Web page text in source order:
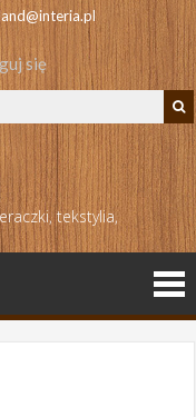
się
tekstylia,